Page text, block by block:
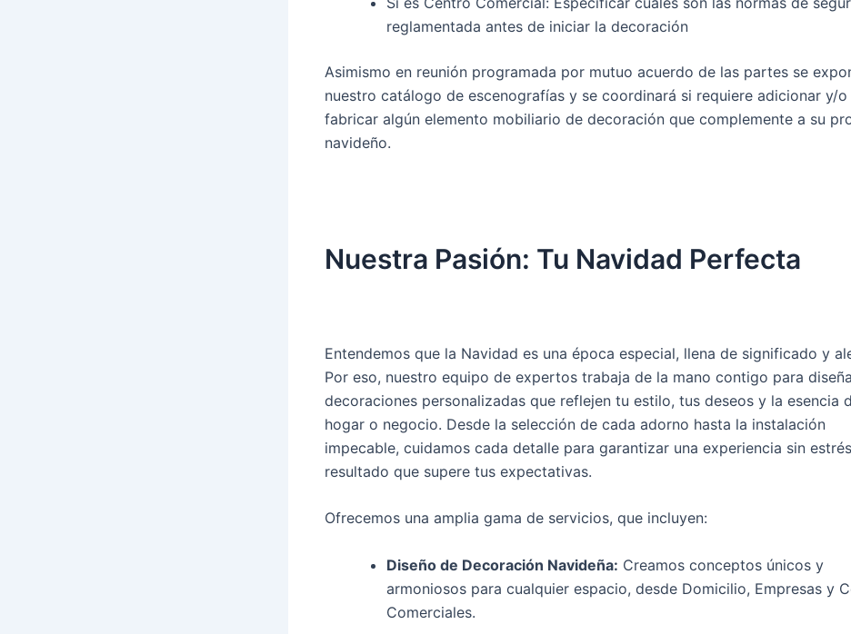
reglamentada antes de iniciar la decoración
Asimismo en reunión programada por mutuo acuerdo de las partes se
nuestro catálogo de escenografías y se coordinará si requiere adicionar y/o
fabricar algún elemento mobiliario de decoración que complemente a su
navideño.
Nuestra Pasión: Tu Navidad Perfecta
Entendemos que la Navidad es una época especial, llena de significado y
Por eso, nuestro equipo de expertos trabaja de la mano contigo para
decoraciones personalizadas que reflejen tu estilo, tus deseos y la esencia
hogar o negocio. Desde la selección de cada adorno hasta la instalación
impecable, cuidamos cada detalle para garantizar una experiencia sin
resultado que supere tus expectativas.
Ofrecemos una amplia gama de servicios, que incluyen:
Diseño de Decoración Navideña: Creamos conceptos únicos y
armoniosos para cualquier espacio, desde Domicilio, Empresas y
Comerciales.